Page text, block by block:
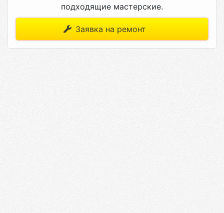
подходящие мастерские.
Заявка на ремонт